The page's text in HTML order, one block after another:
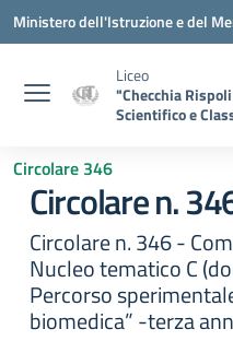
Vai ai contenuti
Vai al menu di navigazione
Vai al footer
Ministero dell'Istruzione e del
Liceo
"Checchia
Scientifico e
Circolare 346
Circolare n.
Circolare n. 346 -
Nucleo tematico C
Percorso
biomedica” -terza